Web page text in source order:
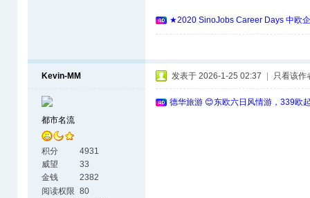
★2020 SinoJobs Career Days 中欧
Kevin-MM
都市名流
积分
4931
威望
33
金钱
2382
阅读权限 80
发表于 2026-1-25 02:37 只看该作
德华旅游 😊东欧六日风情游，339欧